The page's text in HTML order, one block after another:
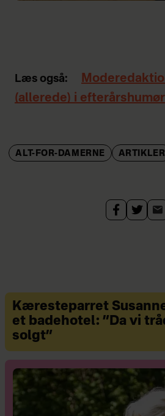
Læs også:
(allerede) i efterårshumør
ALT-FOR-DAMERNE ARTIKLER
Kæresteparret
et badehotel: ”Da vi
solgt”